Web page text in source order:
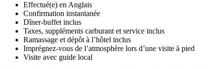
Effectué(e) en Anglais
Confirmation instantanée
Dîner-buffet inclus
Taxes, suppléments carburant et service inclus
Ramassage et dépôt à l’hôtel inclus
Imprégnez-vous de l’atmosphère lors d’une visite à pied
Visite avec guide local